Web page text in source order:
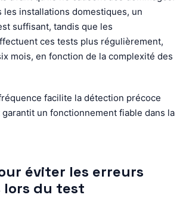
les installations domestiques, un
suffisant, tandis que les
ces tests plus régulièrement,
mois, en fonction de la complexité des
facilite la détection précoce
un fonctionnement fiable dans la
éviter les erreurs
du test